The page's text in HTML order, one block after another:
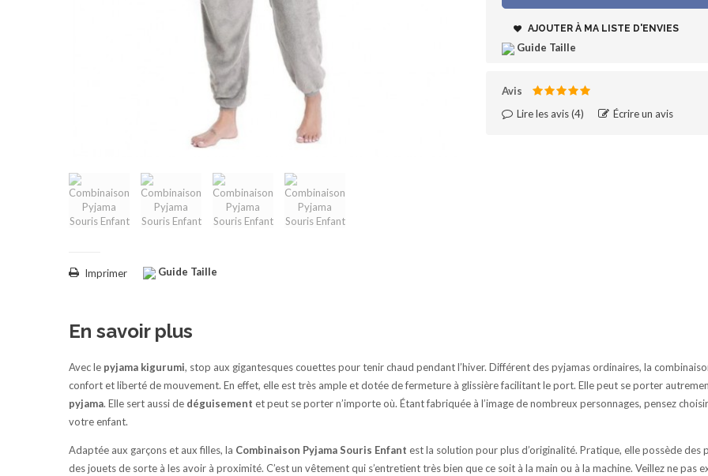
Guide Taille
Imprimer
AJOUTER À MA LISTE D'ENVIES
Guide Taille
Avis
Lire les avis (4)‎ Écrire un avis
En savoir plus
Avec le pyjama kigurumi, stop aux gigantesques couettes pour tenir chaud pendant l’hiver. Différent des pyjamas ordinaires, la
confort et liberté de mouvement. En effet, elle est très ample et dotée de fermeture à glissière facilitant le port. Elle peut se porter
pyjama. Elle sert aussi de déguisement et peut se porter n’importe où. Étant fabriquée à l’image de nombreux personnages, pensez
votre enfant.
Adaptée aux garçons et aux filles, la Combinaison Pyjama Souris Enfant est la solution pour plus d’originalité. Pratique, elle possède des
des jouets de sorte à les avoir à proximité. C’est un vêtement qui s’entretient très bien que ce soit à la main ou à la machine. Veillez ne pas